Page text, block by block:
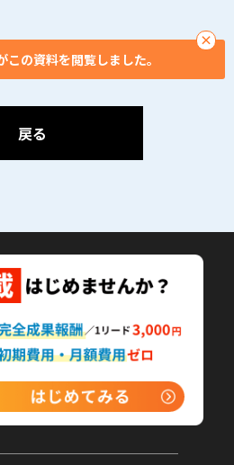
×
この資料を閲覧しました。
戻る